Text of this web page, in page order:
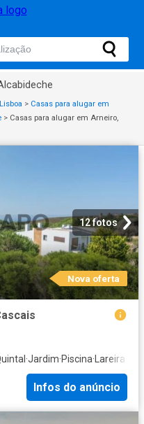
> Casas para alugar em
> Casas para alugar em Arneiro,
12 fotos
Nova oferta
·Jardim·Piscina· Lareira
Infos do anúncio